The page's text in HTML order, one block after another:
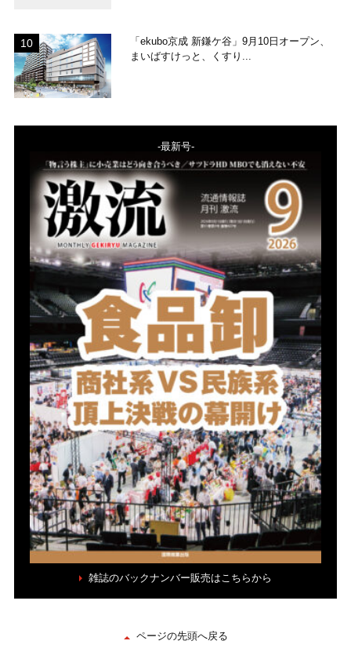
「ekubo京成 新鎌ケ谷」9月10日オープン、
まいばすけっと、くすり...
-最新号-
雑誌のバックナンバー販売はこちらから
ページの先頭へ戻る